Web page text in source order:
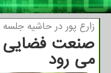
زارع پور در حاشیه
صنعت
می رود